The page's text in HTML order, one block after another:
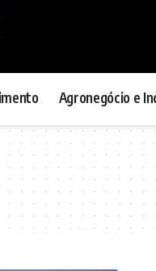
Agronegócio e